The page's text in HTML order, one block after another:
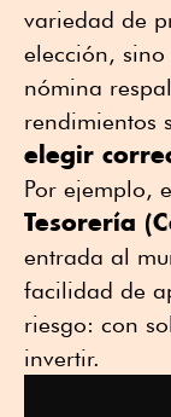
variedad de
elección,
nómina
rendimientos
elegir
Por ejemplo,
Tesorería
entrada al
facilidad de
riesgo: con
invertir.